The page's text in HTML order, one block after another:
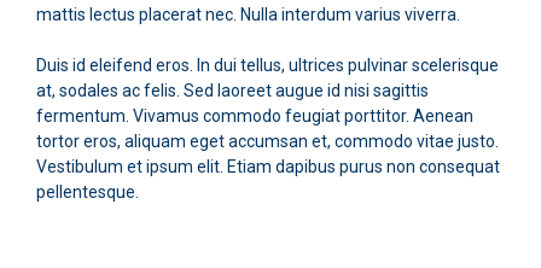
mattis lectus placerat nec. Nulla interdum varius viverra.
Duis id eleifend eros. In dui tellus, ultrices pulvinar scelerisque
at, sodales ac felis. Sed laoreet augue id nisi sagittis
fermentum. Vivamus commodo feugiat porttitor. Aenean
tortor eros, aliquam eget accumsan et, commodo vitae justo.
Vestibulum et ipsum elit. Etiam dapibus purus non consequat
pellentesque.